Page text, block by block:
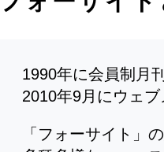
1990年に会員制月
2010年9月にウェ
「フォーサイト」